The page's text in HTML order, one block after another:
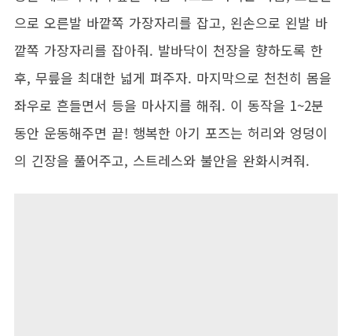
으로 오른발 바깥쪽 가장자리를 잡고, 왼손으로 왼발 바
깥쪽 가장자리를 잡아줘. 발바닥이 천장을 향하도록 한
후, 무릎을 최대한 넓게 펴주자. 마지막으로 천천히 몸을
좌우로 흔들면서 등을 마사지를 해줘. 이 동작을 1~2분
동안 운동해주면 끝! 행복한 아기 포즈는 허리와 엉덩이
의 긴장을 풀어주고, 스트레스와 불안을 완화시켜줘.